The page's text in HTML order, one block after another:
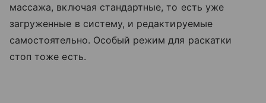
массажа, включая стандартные, то есть уже
загруженные в систему, и редактируемые
самостоятельно. Особый режим для раскатки
стоп тоже есть.